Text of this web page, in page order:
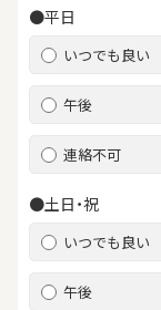
●平日
いつでも良い
午後
連絡不可
●土日・祝
いつでも良い
午後